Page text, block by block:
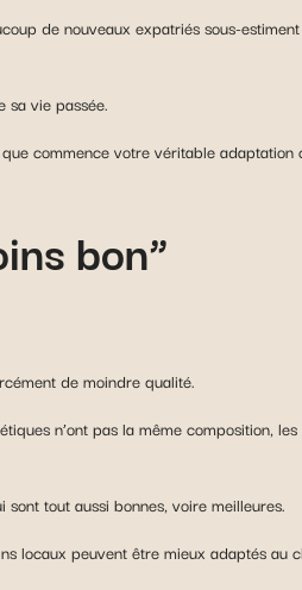
de nouveaux expatriés sous-
sa vie passée.
commence votre véritable adaptation
bon”
de moindre qualité.
n’ont pas la même composition,
tout aussi bonnes, voire meilleures.
locaux peuvent être mieux adaptés au